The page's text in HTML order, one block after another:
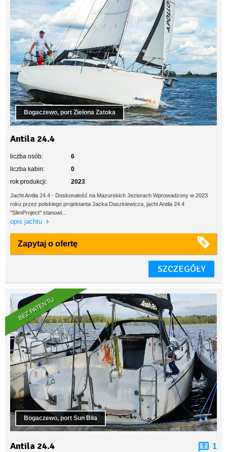
Bogaczewo, port Zielona Zatoka
Antila 24.4
liczba osób:
6
liczba kabin:
0
rok produkcji:
2023
Jacht Antila 24.4 - Doskonałość na Mazurskich Jeziorach Wprowadzony w 2023
roku przez polskiego projektanta Jacka Daszkiewicza, jacht Antila 24.4
"SlimProject" stanowi...
opis jachtu
Zapytaj o ofertę
SZCZEGÓŁY
BEZ PATENTU
Bogaczewo, port Sun Bila
Antila 24.4 1